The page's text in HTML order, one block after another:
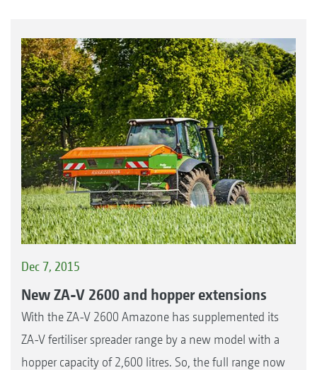
Dec 7, 2015
New ZA-V 2600 and hopper extensions
With the ZA-V 2600 Amazone has supplemented its
ZA-V fertiliser spreader range by a new model with a
hopper capacity of 2,600 litres. So, the full range now